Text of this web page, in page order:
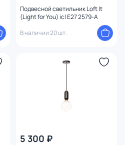
Подвесной светильник Loft It
(Light for You) icl E27 2579-A
В наличии 20 шт.
5 300 ₽